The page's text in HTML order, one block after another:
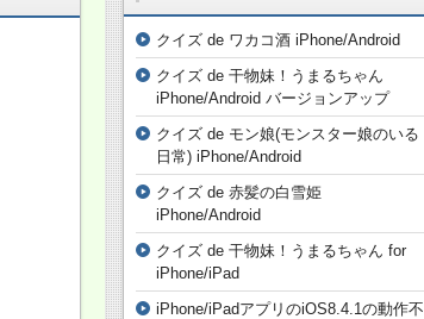
クイズ de ワカコ酒 iPhone/Android
クイズ de 干物妹！うまるちゃん
iPhone/Android バージョンアップ
クイズ de モン娘(モンスター娘のいる
日常) iPhone/Android
クイズ de 赤髪の白雪姫
iPhone/Android
クイズ de 干物妹！うまるちゃん for
iPhone/iPad
iPhone/iPadアプリのiOS8.4.1の動作不